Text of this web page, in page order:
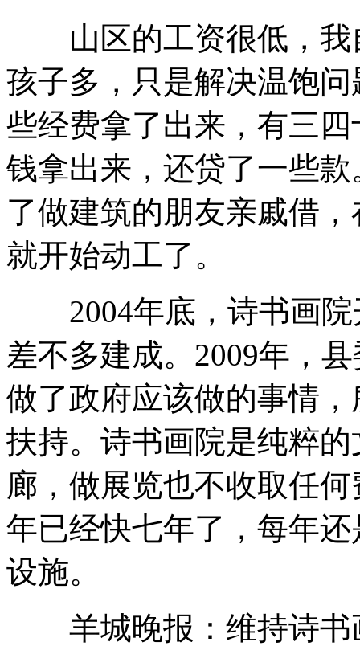
山区的工资很低，我
孩子多，只是解决温饱
些经费拿了出来，有三
钱拿出来，还贷了一些
了做建筑的朋友亲戚借
就开始动工了。
2004年底，诗书画院
差不多建成。2009年，
做了政府应该做的事情
扶持。诗书画院是纯粹
廊，做展览也不收取任
年已经快七年了，每年
设施。
羊城晚报：维持诗书